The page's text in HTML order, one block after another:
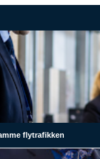
flytrafikken